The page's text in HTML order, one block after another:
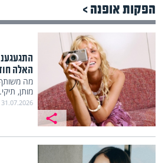
הפקות אופנה >
האלה
מה משותף
מותן,
31.07.2026